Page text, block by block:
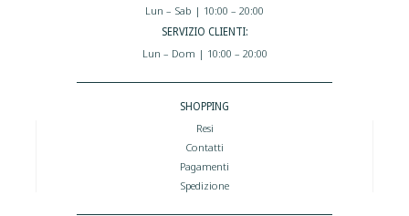
Lun – Sab | 10:00 – 20:00
SERVIZIO CLIENTI:
Lun – Dom | 10:00 – 20:00
SHOPPING
Resi
Contatti
Pagamenti
Spedizione